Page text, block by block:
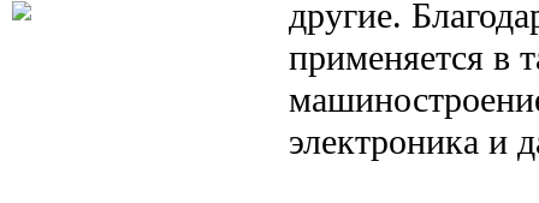
другие.
применяется в
электроника и